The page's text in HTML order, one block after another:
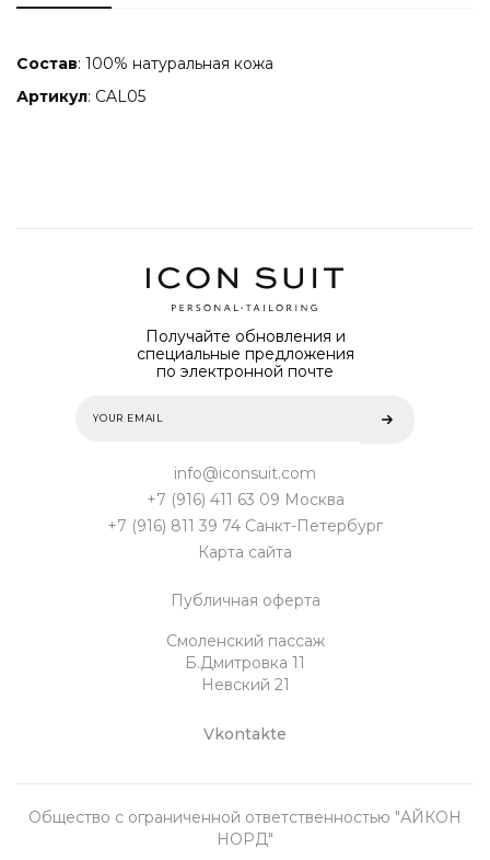
Состав: 100% натуральная кожа
Артикул: CAL05
Получайте обновления и
специальные предложения
по электронной почте
info@iconsuit.com
+7 (916) 411 63 09 Москва
+7 (916) 811 39 74 Санкт-Петербург
Карта сайта
Публичная оферта
Смоленский пассаж
Б.Дмитровка 11
Невский 21
Vkontakte
Общество с ограниченной ответственностью "АЙКОН
НОРД"